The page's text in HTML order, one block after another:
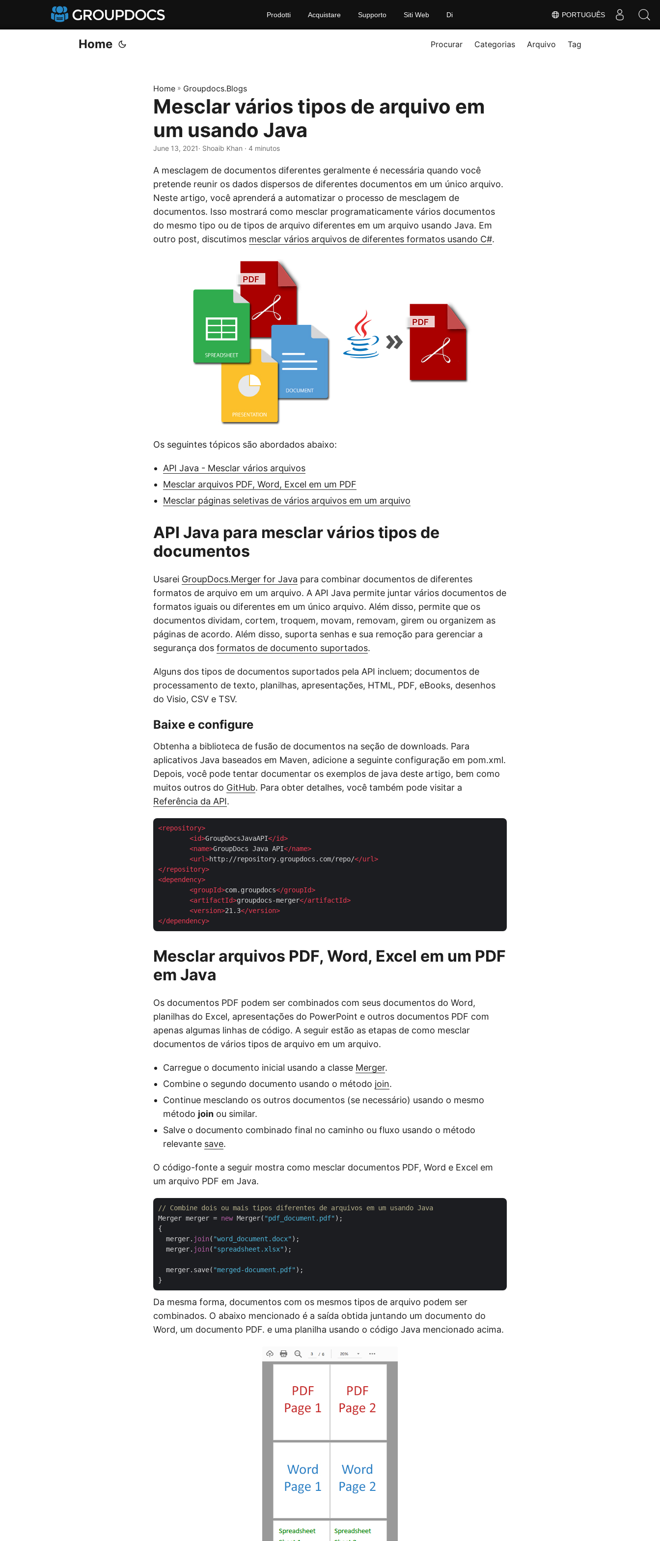
PORTUGUÊS
Prodotti Acquistare Supporto Siti Web Di
Home Procurar Categorias Arquivo Tag
Home » Groupdocs.Blogs
Mesclar vários tipos de arquivo em
um usando Java
June 13, 2021· Shoaib Khan · 4 minutos
A mesclagem de documentos diferentes geralmente é necessária quando você
pretende reunir os dados dispersos de diferentes documentos em um único arquivo.
Neste artigo, você aprenderá a automatizar o processo de mesclagem de
documentos. Isso mostrará como mesclar programaticamente vários documentos
do mesmo tipo ou de tipos de arquivo diferentes em um arquivo usando Java. Em
outro post, discutimos mesclar vários arquivos de diferentes formatos usando C#.
Os seguintes tópicos são abordados abaixo:
API Java - Mesclar vários arquivos
Mesclar arquivos PDF, Word, Excel em um PDF
Mesclar páginas seletivas de vários arquivos em um arquivo
API Java para mesclar vários tipos de
documentos
Usarei GroupDocs.Merger for Java para combinar documentos de diferentes
formatos de arquivo em um arquivo. A API Java permite juntar vários documentos de
formatos iguais ou diferentes em um único arquivo. Além disso, permite que os
documentos dividam, cortem, troquem, movam, removam, girem ou organizem as
páginas de acordo. Além disso, suporta senhas e sua remoção para gerenciar a
segurança dos formatos de documento suportados.
Alguns dos tipos de documentos suportados pela API incluem; documentos de
processamento de texto, planilhas, apresentações, HTML, PDF, eBooks, desenhos
do Visio, CSV e TSV.
Baixe e configure
Obtenha a biblioteca de fusão de documentos na seção de downloads. Para
aplicativos Java baseados em Maven, adicione a seguinte configuração em pom.xml.
Depois, você pode tentar documentar os exemplos de java deste artigo, bem como
muitos outros do GitHub. Para obter detalhes, você também pode visitar a
Referência da API.
<repository>
<id>GroupDocsJavaAPI</id>
<name>GroupDocs Java API</name>
<url>http://repository.groupdocs.com/repo/</url>
</repository>
<dependency>
<groupId>com.groupdocs</groupId>
<artifactId>groupdocs-merger</artifactId>
<version>21.3</version>
</dependency>
Mesclar arquivos PDF, Word, Excel em um PDF
em Java
Os documentos PDF podem ser combinados com seus documentos do Word,
planilhas do Excel, apresentações do PowerPoint e outros documentos PDF com
apenas algumas linhas de código. A seguir estão as etapas de como mesclar
documentos de vários tipos de arquivo em um arquivo.
Carregue o documento inicial usando a classe Merger.
Combine o segundo documento usando o método join.
Continue mesclando os outros documentos (se necessário) usando o mesmo
método join ou similar.
Salve o documento combinado final no caminho ou fluxo usando o método
relevante save.
O código-fonte a seguir mostra como mesclar documentos PDF, Word e Excel em
um arquivo PDF em Java.
// Combine dois ou mais tipos diferentes de arquivos em um usando Java
Merger merger = new Merger( "pdf_document.pdf" );
{
  merger.
join( "word_document.docx" );
  merger.
join( "spreadsheet.xlsx" );
  merger.save(
"merged-document.pdf" );
Da mesma forma, documentos com os mesmos tipos de arquivo podem ser
combinados. O abaixo mencionado é a saída obtida juntando um documento do
Word, um documento PDF. e uma planilha usando o código Java mencionado acima.